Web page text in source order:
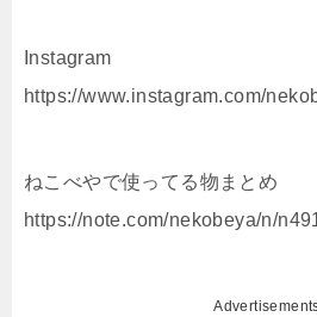
Instagram
https://www.instagram.com/
ねこべやで使ってる物まとめ
https://note.com/nekobeya/n/